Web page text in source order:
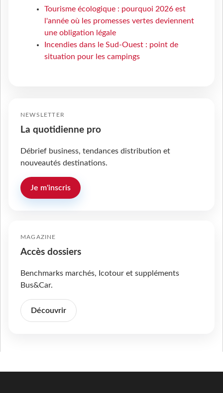
Tourisme écologique : pourquoi 2026 est
l'année où les promesses vertes deviennent
une obligation légale
Incendies dans le Sud-Ouest : point de
situation pour les campings
NEWSLETTER
La quotidienne pro
Débrief business, tendances distribution et
nouveautés destinations.
Je m'inscris
MAGAZINE
Accès dossiers
Benchmarks marchés, Icotour et suppléments
Bus&Car.
Découvrir